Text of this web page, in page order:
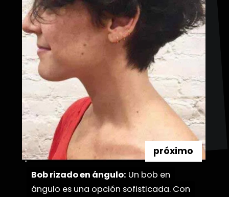
Bob rizado en ángulo: Un bob en
ángulo es una opción sofisticada. Con
Bob rizado en ángulo: Un bob en
ángulo es una opción sofisticada. Con
próximo